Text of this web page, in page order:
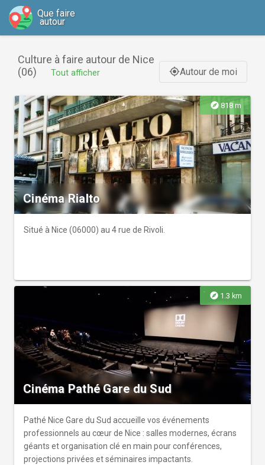
Que faire
autour
Culture à faire autour de Nice
(06)
Tout afficher gps_fixedAutour de moi
explore 818 m
Cinéma Rialto
Situé à Nice (06000) au 4 rue de Rivoli.
explore 1.3 km
Cinéma Pathé Gare du Sud
Pathé Nice Gare du Sud accueille vos événements
professionnels au cœur de Nice : salles modernes, écrans
géants et organisation clé en main pour conférences,
projections privées et séminaires impactants.